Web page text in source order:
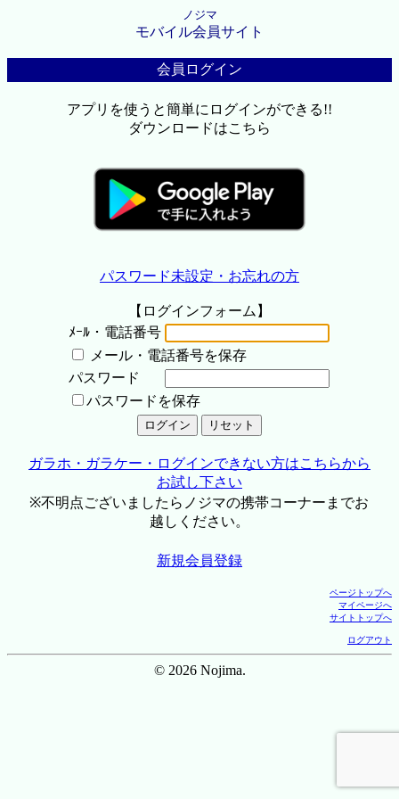
ノジマ
モバイル会員サイト
会員ログイン
アプリを使うと簡単にログインができる!!
ダウンロードはこちら
パスワード未設定・お忘れの方
【ログインフォーム】
ﾒｰﾙ・電話番号
メール・電話番号を保存
パスワード
パスワードを保存
ガラホ・ガラケー・ログインできない方はこちらから
お試し下さい
※不明点ございましたらノジマの携帯コーナーまでお
越しください。
新規会員登録
ページトップへ
マイページへ
サイトトップへ
ログアウト
© 2026 Nojima.